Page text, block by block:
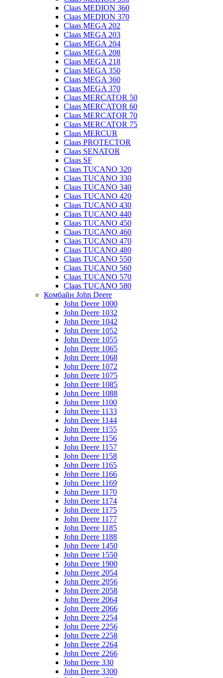
Claas MEDION 360
Claas MEDION 370
Claas MEGA 202
Claas MEGA 203
Claas MEGA 204
Claas MEGA 208
Claas MEGA 218
Claas MEGA 350
Claas MEGA 360
Claas MEGA 370
Claas MERCATOR 50
Claas MERCATOR 60
Claas MERCATOR 70
Claas MERCATOR 75
Claas MERCUR
Claas PROTECTOR
Claas SENATOR
Claas SF
Claas TUCANO 320
Claas TUCANO 330
Claas TUCANO 340
Claas TUCANO 420
Claas TUCANO 430
Claas TUCANO 440
Claas TUCANO 450
Claas TUCANO 460
Claas TUCANO 470
Claas TUCANO 480
Claas TUCANO 550
Claas TUCANO 560
Claas TUCANO 570
Claas TUCANO 580
Комбайн John Deere
John Deere 1000
John Deere 1032
John Deere 1042
John Deere 1052
John Deere 1055
John Deere 1065
John Deere 1068
John Deere 1072
John Deere 1075
John Deere 1085
John Deere 1088
John Deere 1100
John Deere 1133
John Deere 1144
John Deere 1155
John Deere 1156
John Deere 1157
John Deere 1158
John Deere 1165
John Deere 1166
John Deere 1169
John Deere 1170
John Deere 1174
John Deere 1175
John Deere 1177
John Deere 1185
John Deere 1188
John Deere 1450
John Deere 1550
John Deere 1900
John Deere 2054
John Deere 2056
John Deere 2058
John Deere 2064
John Deere 2066
John Deere 2254
John Deere 2256
John Deere 2258
John Deere 2264
John Deere 2266
John Deere 330
John Deere 3300